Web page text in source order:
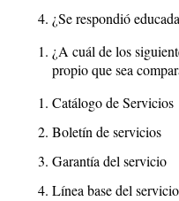
¿Se respondió
¿A cuál de los
propio que sea
Catálogo de Servicios
Boletín de servicios
Garantía del servicio
Línea base del servicio